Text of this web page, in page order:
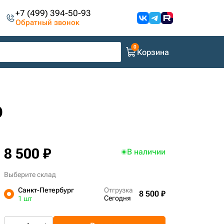
+7 (499) 394-50-93
Обратный звонок
Корзина
8 500 ₽ В наличии
Выберите склад
Санкт-Петербург
1 шт
Отгрузка
Сегодня
8 500 ₽